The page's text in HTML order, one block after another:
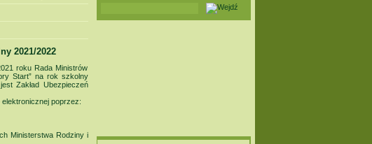
2021/2022
roku Rada Ministrów
Start” na rok szkolny
Zakład Ubezpieczeń
poprzez:
Ministerstwa Rodziny i